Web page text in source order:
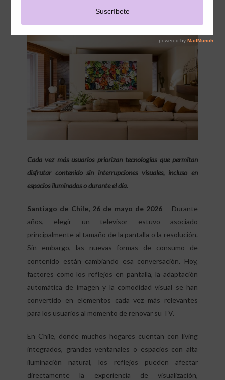
TELEVISORES EN CHILE
Cada vez más usuarios priorizan tecnologías que permitan
disfrutar contenido sin interrupciones visuales, incluso en
espacios iluminados o durante el día.
Santiago de Chile, 26 de mayo de 2026 – Durante
años, elegir un televisor estuvo asociado
principalmente al tamaño de la pantalla o la resolución.
Sin embargo, las nuevas formas de consumo de
contenido están cambiando esa conversación. Hoy,
factores como los reflejos en pantalla, la adaptación
automática de imagen y la comodidad visual se han
convertido en elementos cada vez más relevantes
para los usuarios al momento de renovar su TV.
En Chile, donde muchos hogares cuentan con living
integrados, grandes ventanales o espacios con alta
iluminación natural, los reflejos pueden afectar
directamente la experiencia de visualización,